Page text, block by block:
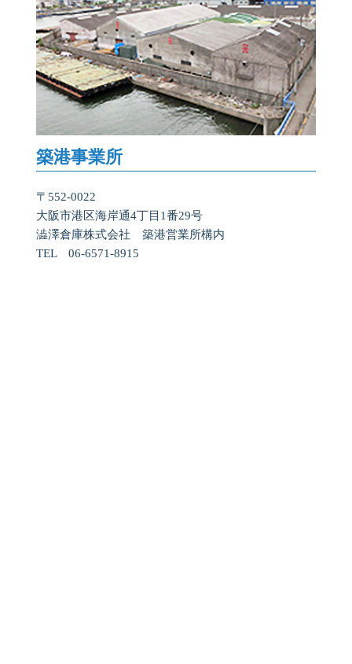
築港事業所
〒552-0022
大阪市港区海岸通4丁目1番29号
澁澤倉庫株式会社 築港営業所構内
TEL 06-6571-8915